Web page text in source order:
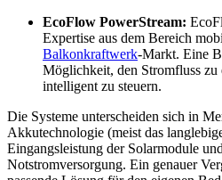
EcoFlow PowerStream:
Expertise aus dem Bereich
Balkonkraftwerk-Markt. Eine
Möglichkeit, den Stromfluss zu
intelligent zu steuern.
Die Systeme unterscheiden sich in
Akkutechnologie (meist das
Eingangsleistung der Solarmodule
Notstromversorgung. Ein genauer